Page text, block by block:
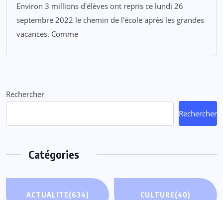
Environ 3 millions d'élèves ont repris ce lundi 26
septembre 2022 le chemin de l'école après les grandes
vacances. Comme
Rechercher
Rechercher
Catégories
ACTUALITE(634) CULTURE(40)